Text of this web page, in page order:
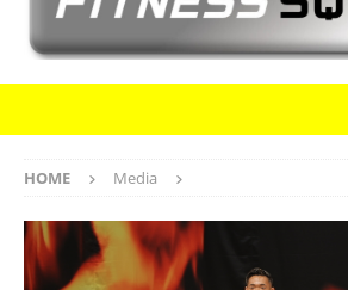
HOME Media